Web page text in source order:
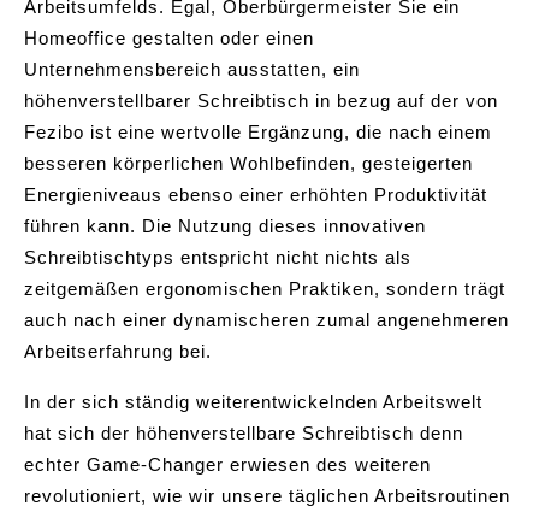
Arbeitsumfelds. Egal, Oberbürgermeister Sie ein
Homeoffice gestalten oder einen
Unternehmensbereich ausstatten, ein
höhenverstellbarer Schreibtisch in bezug auf der von
Fezibo ist eine wertvolle Ergänzung, die nach einem
besseren körperlichen Wohlbefinden, gesteigerten
Energieniveaus ebenso einer erhöhten Produktivität
führen kann. Die Nutzung dieses innovativen
Schreibtischtyps entspricht nicht nichts als
zeitgemäßen ergonomischen Praktiken, sondern trägt
auch nach einer dynamischeren zumal angenehmeren
Arbeitserfahrung bei.
In der sich ständig weiterentwickelnden Arbeitswelt
hat sich der höhenverstellbare Schreibtisch denn
echter Game-Changer erwiesen des weiteren
revolutioniert, wie wir unsere täglichen Arbeitsroutinen